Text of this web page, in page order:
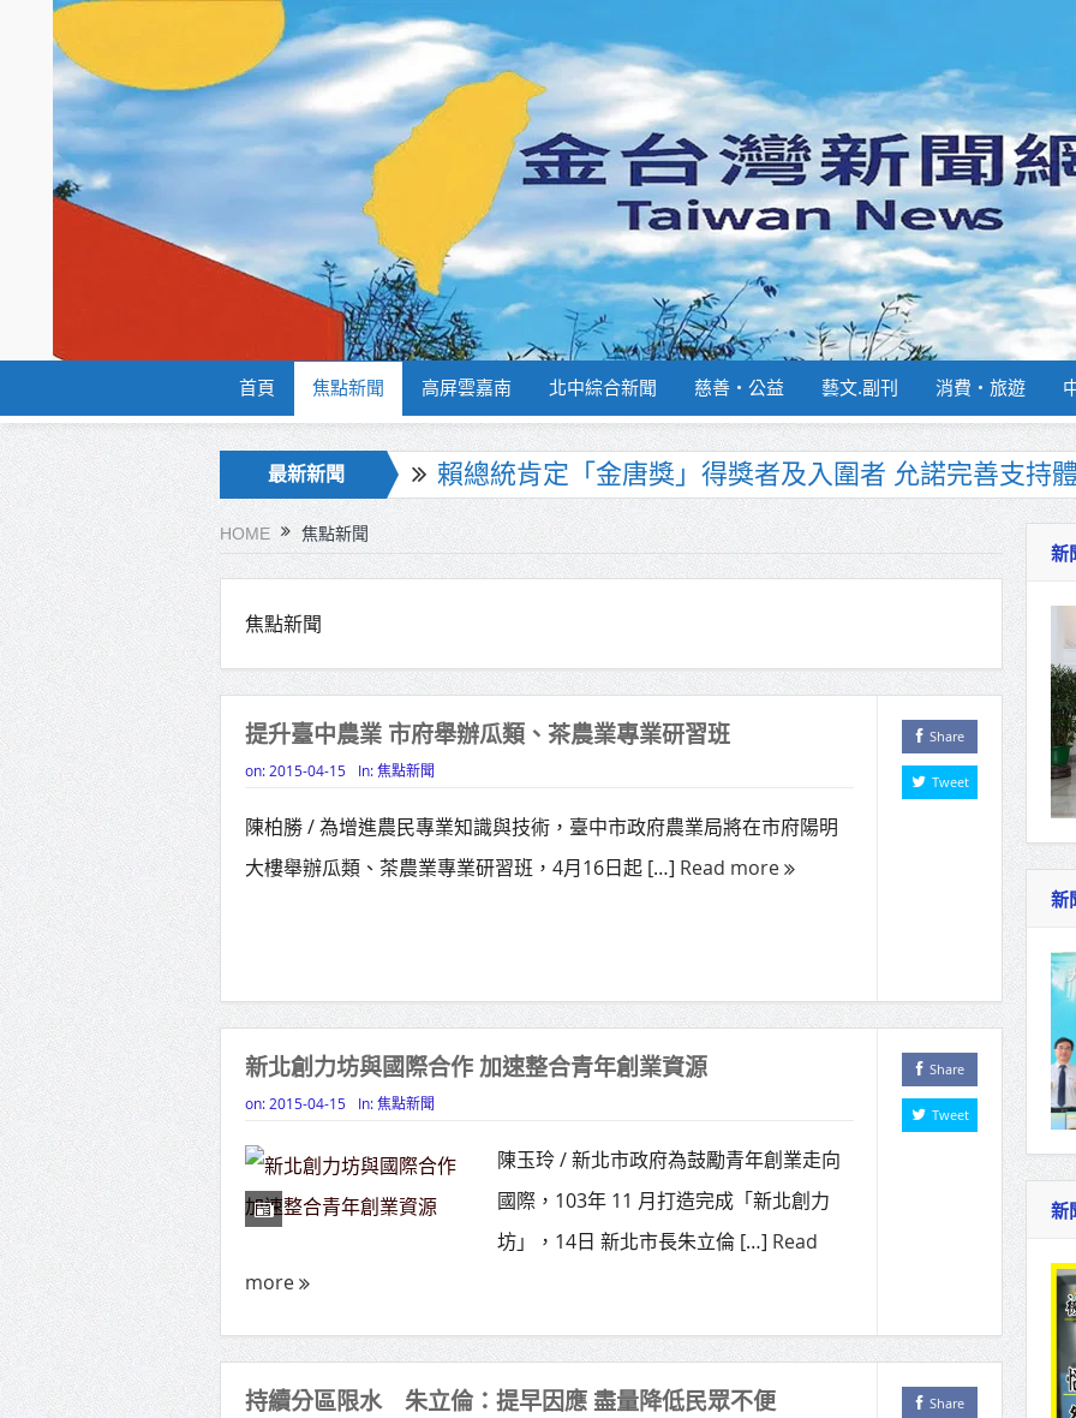
首頁 焦點新聞 高屏雲嘉南 北中綜合新聞 慈善‧公益 藝文.副刊 消費‧旅遊
最新新聞
賴總統肯定「金唐獎」得獎者及入圍者 允諾完善支持
海巡署南部分署主官大換血 蔡順元勉提升巡防戰力
北市鮮奶週報再升級！8月31日補助擴大至國中生
雙北合作里程碑！萬大線動態測試 侯友宜蔣萬安攜手
高齡健康產業博覽會8/7盛大登場 新北形象館亮相
打鐵厝北側產業園區產業設施公共動土創造千個就業
高雄「三民運動中心」市長陳其邁、運動部長李洋各
揭幕
高雄東照山關帝廟全國國中小學書法比賽 圓滿落幕
賴清德總統主持將官晉任 期勉精進不對稱戰力
HOME 焦點新聞
焦點新聞
提升臺中農業 市府舉辦瓜類、茶農業專業研習班
on: 2015-04-15 In:焦點新聞
陳柏勝 / 為增進農民專業知識與技術，臺中市政府農業局將在市府陽明
大樓舉辦瓜類、茶農業專業研習班，4月16日起 […] Read more
Share
Tweet
新北創力坊與國際合作 加速整合青年創業資源
on: 2015-04-15 In:焦點新聞
陳玉玲 / 新北市政府為鼓勵青年創業走向
國際，103年 11 月打造完成「新北創力
坊」，14日 新北市長朱立倫 […] Read
more
Share
Tweet
持續分區限水 朱立倫：提早因應 盡量降低民眾不便 Share
新
新
新